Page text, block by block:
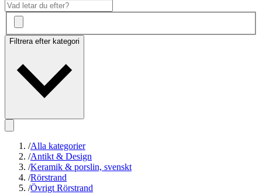
Filtrera efter kategori
/Alla kategorier
/Antikt & Design
/Keramik & porslin, svenskt
/Rörstrand
/Övrigt Rörstrand